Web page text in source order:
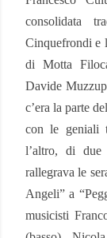
consolidata
Cinquefrondi e
di Motta
Davide
c’era la parte
con le geniali
l’altro, di
rallegrava le
Angeli” a
musicisti